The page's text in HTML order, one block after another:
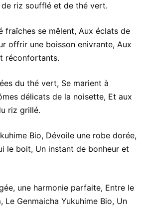
de riz soufflé et de thé vert.
fraîches se mêlent, Aux éclats de
offrir une boisson enivrante, Aux
réconfortants.
du thé vert, Se marient à
délicats de la noisette, Et aux
riz grillé.
Bio, Dévoile une robe dorée,
le boit, Un instant de bonheur et
une harmonie parfaite, Entre le
Genmaicha Yukuhime Bio, Un